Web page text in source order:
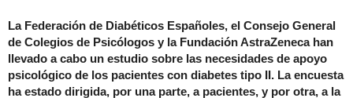
La Federación de Diabéticos Españoles, el Consejo General
de Colegios de Psicólogos y la Fundación AstraZeneca han
llevado a cabo un estudio sobre las necesidades de apoyo
psicológico de los pacientes con diabetes tipo II. Laencuesta
ha estado dirigida, por una parte, a pacientes, y por otra, a la